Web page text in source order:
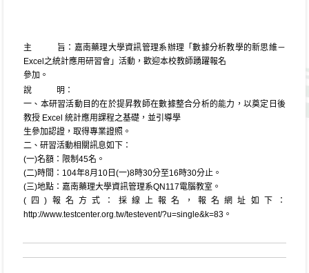
主 旨：嘉南藥理大學資訊管理系辦理「數據分析教學的新思維－
Excel之統計應用研習會」活動，歡迎本校教師踴躍報名
參加。
說 明：
一、本研習活動目的在於提昇教師在數據整合分析的能力，以奠定日後
教授 Excel 統計應用課程之基礎，並引導學
生參加認證，取得專業證照。
二、研習活動相關訊息如下：
(一)名額：限制45名。
(二)時間：104年8月10日(一)8時30分至16時30分止。
(三)地點：嘉南藥理大學資訊管理系QN117電腦教室。
(四)報名方式：採線上報名，報名網址如下：
http://www.testcenter.org.tw/testevent/?u=single&k=83。